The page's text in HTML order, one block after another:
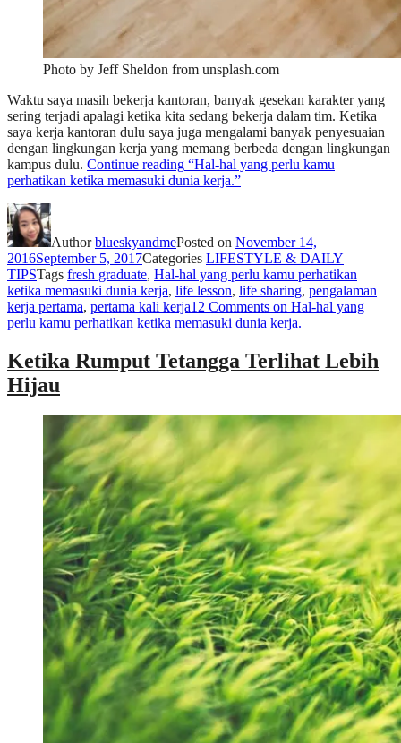
Photo by Jeff Sheldon from unsplash.com
Waktu saya masih bekerja kantoran, banyak gesekan karakter yang
sering terjadi apalagi ketika kita sedang bekerja dalam tim. Ketika
saya kerja kantoran dulu saya juga mengalami banyak penyesuaian
dengan lingkungan kerja yang memang berbeda dengan lingkungan
kampus dulu. Continue reading “Hal-hal yang perlu kamu
perhatikan ketika memasuki dunia kerja.”
AuthorblueskyandmePosted on November 14,
2016September 5, 2017Categories LIFESTYLE & DAILY
TIPSTags fresh graduate, Hal-hal yang perlu kamu perhatikan
ketika memasuki dunia kerja, life lesson, life sharing, pengalaman
kerja pertama, pertama kali kerja12 Comments on Hal-hal yang
perlu kamu perhatikan ketika memasuki dunia kerja.
Ketika Rumput Tetangga Terlihat Lebih
Hijau